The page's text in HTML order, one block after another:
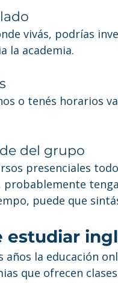
vivás, podrías
la academia.
o tenés horarios
del grupo
presenciales
probablemente
puede que
estudiar
la educación
que ofrecen